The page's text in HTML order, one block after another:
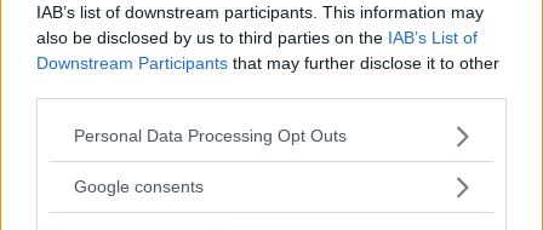
IAB’s list of downstream participants. This information may
also be disclosed by us to third parties on the IAB’s List of
Downstream Participants that may further disclose it to other
Please note that this website/app uses one or more Google
not limited to your visit or usage behaviour. You may click to
Personal Data Processing Opt Outs
Google consents
RELAZIONI
Le più belle frasi di Taylor